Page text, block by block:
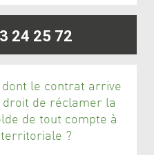
24 25 72
le contrat arrive
de réclamer la
de tout compte à
?